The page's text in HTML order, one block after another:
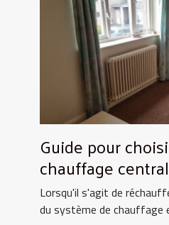
Guide pour
chauffage
pour la maison
Lorsqu'il s'agit de
du système de chauffage